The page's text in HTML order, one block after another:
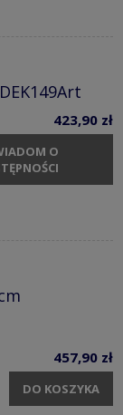
423,90 zł
O
457,90 zł
DO KOSZYKA